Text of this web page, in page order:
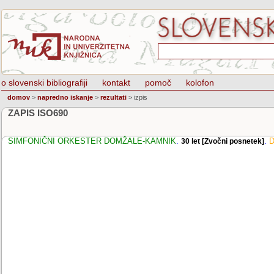
o slovenski bibliografiji kontakt pomoč kolofon
domov > napredno iskanje > rezultati > izpis
ZAPIS ISO690
SIMFONIČNI ORKESTER DOMŽALE-KAMNIK. 30 let [Zvočni posnetek] .